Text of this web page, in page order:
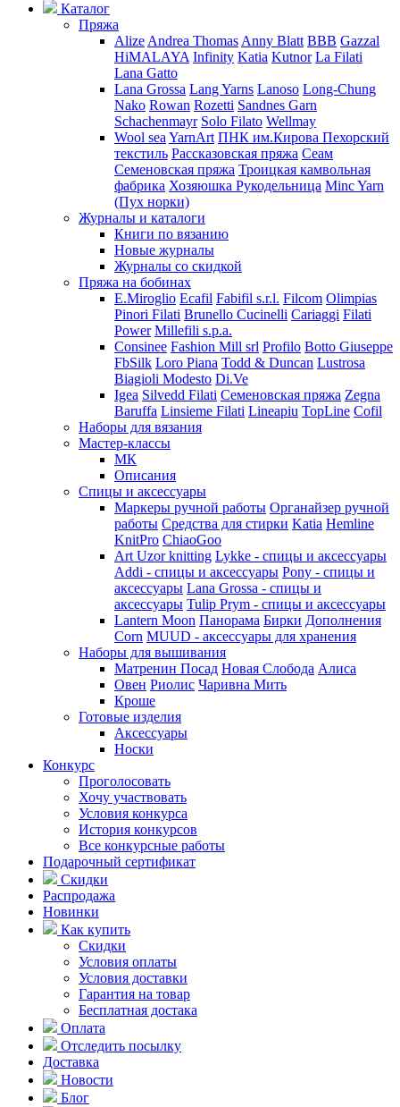
Каталог
Пряжа
Alize Andrea Thomas Anny Blatt BBB Gazzal
HiMALAYA Infinity Katia Kutnor La Filati
Lana Gatto
Lana Grossa Lang Yarns Lanoso Long-Chung
Nako Rowan Rozetti Sandnes Garn
Schachenmayr Solo Filato Wellmay
Wool sea YarnArt ПНК им.Кирова Пехорский
текстиль Рассказовская пряжа Сеам
Семеновская пряжа Троицкая камвольная
фабрика Хозяюшка Рукодельница Minc Yarn
(Пух норки)
Журналы и каталоги
Книги по вязанию
Новые журналы
Журналы со скидкой
Пряжа на бобинах
E.Miroglio Ecafil Fabifil s.r.l. Filcom Olimpias
Pinori Filati Brunello Cucinelli Cariaggi Filati
Power Millefili s.p.a.
Consinee Fashion Mill srl Profilo Botto Giuseppe
FbSilk Loro Piana Todd & Duncan Lustrosa
Biagioli Modesto Di.Ve
Igea Silvedd Filati Семеновская пряжа Zegna
Baruffa Linsieme Filati Lineapiu TopLine Cofil
Наборы для вязания
Мастер-классы
МК
Описания
Спицы и аксессуары
Маркеры ручной работы Органайзер ручной
работы Средства для стирки Katia Hemline
KnitPro ChiaoGoo
Art Uzor knitting Lykke - спицы и аксессуары
Addi - спицы и аксессуары Pony - спицы и
аксессуары Lana Grossa - спицы и
аксессуары Tulip Prym - спицы и аксессуары
Lantern Moon Панорама Бирки Дополнения
Corn MUUD - аксессуары для хранения
Наборы для вышивания
Матренин Посад Новая Слобода Алиса
Овен Риолис Чаривна Мить
Кроше
Готовые изделия
Аксессуары
Носки
Конкурс
Проголосовать
Хочу участвовать
Условия конкурса
История конкурсов
Все конкурсные работы
Подарочный сертификат
Скидки
Распродажа
Новинки
Как купить
Скидки
Условия оплаты
Условия доставки
Гарантия на товар
Бесплатная достака
Оплата
Отследить посылку
Доставка
Новости
Блог